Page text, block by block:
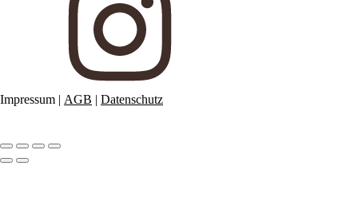
Impressum | AGB | Datenschutz